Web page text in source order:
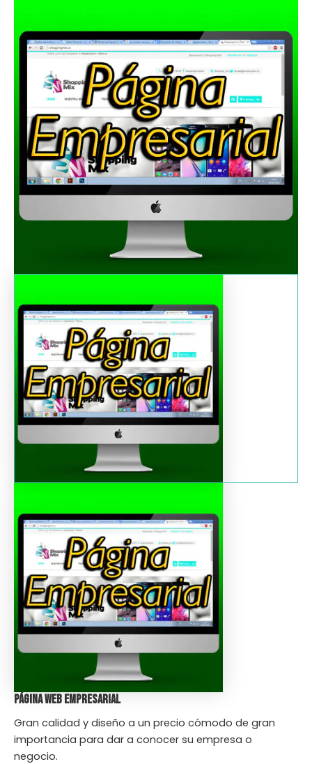
Página Web Empresarial
Gran calidad y diseño a un precio cómodo de gran
importancia para dar a conocer su empresa o
negocio.